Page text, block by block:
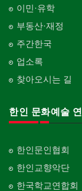
이민·유학
부동산·재정
주간한국
업소록
찾아오시는 길
한인 문화예술
한인문인협회
한인교향악단
한국학교연합회